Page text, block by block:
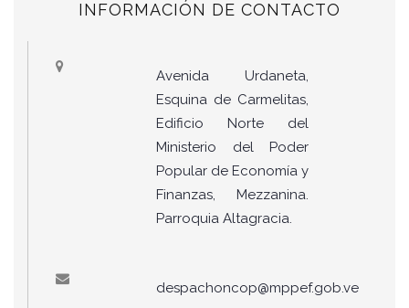
INFORMACIÓN DE CONTACTO
Avenida Urdaneta,
Esquina de Carmelitas,
Edificio Norte del
Ministerio del Poder
Popular de Economía y
Finanzas, Mezzanina.
Parroquia Altagracia.
despachoncop@mppef.gob.ve